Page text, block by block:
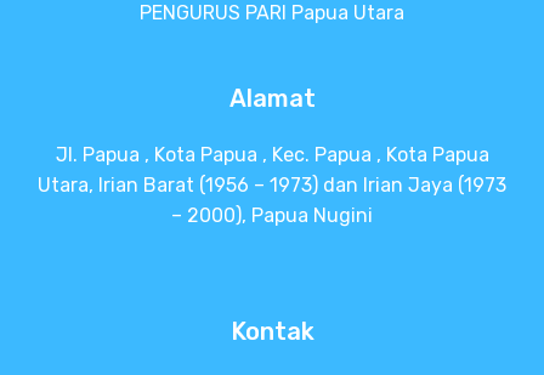
PENGURUS PARI Papua Utara
Alamat
Jl. Papua , Kota Papua , Kec. Papua , Kota Papua
Utara, Irian Barat (1956 – 1973) dan Irian Jaya (1973
– 2000), Papua Nugini
Kontak